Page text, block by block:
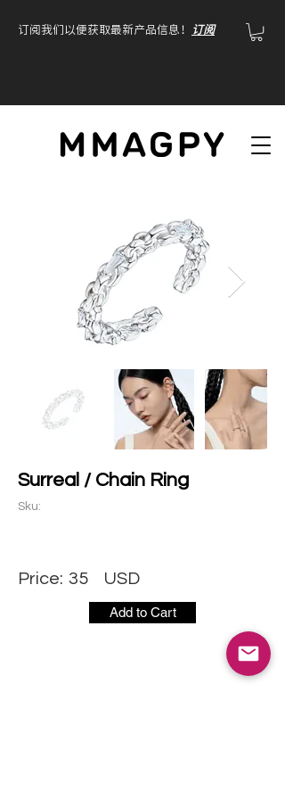
订阅我们以便获取最新产品信息！ 订阅
Surreal / Chain Ring
Sku:
Price: 35 USD
Add to Cart